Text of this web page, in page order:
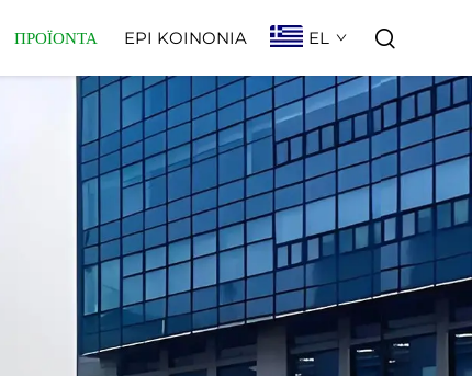
ΠΡΟΪΌΝΤΑ EPI KOINONIA EL